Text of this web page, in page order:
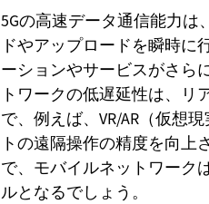
5Gの高速データ通信能力
ドやアップロードを瞬時に
ーションやサービスがさら
トワークの低遅延性は、
で、例えば、VR/AR（仮想
トの遠隔操作の精度を向上
で、モバイルネットワーク
ルとなるでしょう。